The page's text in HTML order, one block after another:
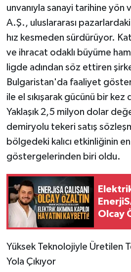
unvanıyla sanayi tarihine yön
A.Ş., uluslararası
hız kesmeden sürdürüyor.
ve ihracat odaklı büyüme
ligde adından söz ettiren
Bulgaristan'da faaliyet
ile el sıkışarak gücünü bir
Yaklaşık 2,5 milyon dolar
demiryolu tekeri satış
bölgedeki kalıcı etkinliğinin
göstergelerinden biri oldu.
Olcay
​Yüksek Teknolojiyle Üretilen
Yola Çıkıyor